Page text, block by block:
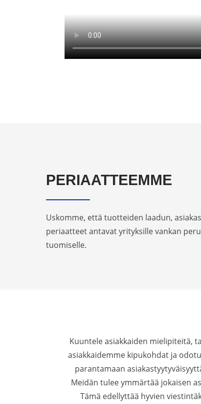
PERIAATTEEMME
Uskomme, että tuotteiden laadun,
periaatteet antavat yrityksille vankan
tuomiselle.
Kuuntele asiakkaiden mielipiteitä,
asiakkaidemme kipukohdat ja
parantamaan
Meidän tulee ymmärtää jokaisen
Tämä edellyttää hyvien